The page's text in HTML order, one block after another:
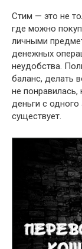
Стим — это не
где можно
личными
денежных
неудобства.
баланс, делать
не понравилась,
деньги с одного
существует.